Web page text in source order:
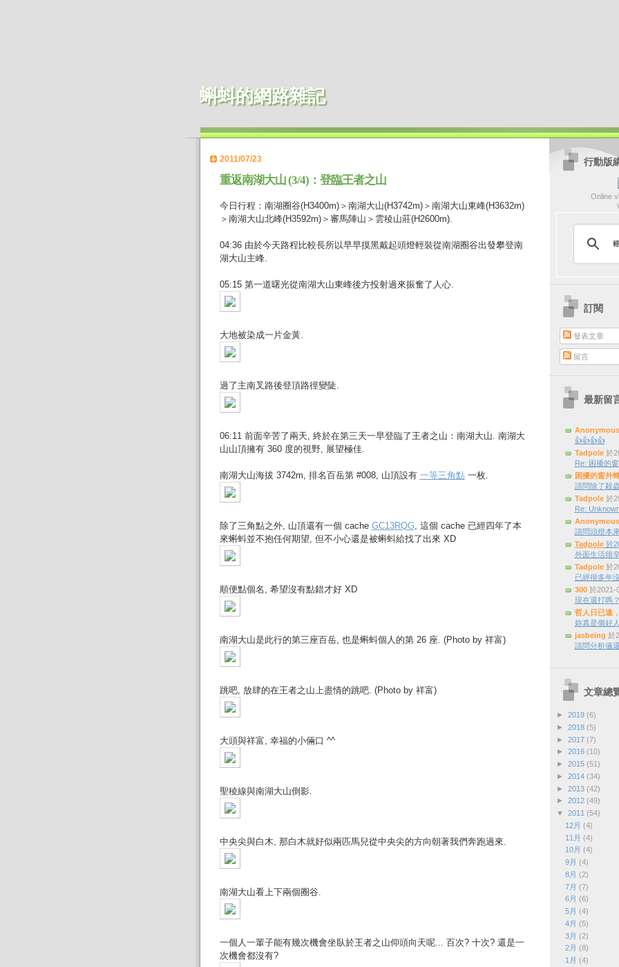
蝌蚪的網路雜記
2011/07/23
重返南湖大山 (3/4)：登臨王者之山
今日行程：南湖圈谷(H3400m)＞南湖大山(H3742m)＞南湖大山東峰(H3632m)
＞南湖大山北峰(H3592m)＞審馬陣山＞雲稜山莊(H2600m).
04:36 由於今天路程比較長所以早早摸黑戴起頭燈輕裝從南湖圈谷出發攀登南
湖大山主峰.
05:15 第一道曙光從南湖大山東峰後方投射過來振奮了人心.
大地被染成一片金黃.
過了主南叉路後登頂路徑變陡.
06:11 前面辛苦了兩天, 終於在第三天一早登臨了王者之山：南湖大山. 南湖大
山山頂擁有 360 度的視野, 展望極佳.
南湖大山海拔 3742m, 排名百岳第 #008, 山頂設有 一等三角點一枚.
除了三角點之外, 山頂還有一個 cache GC13RQG, 這個 cache 已經四年了本
來蝌蚪並不抱任何期望, 但不小心還是被蝌蚪給找了出來 XD
順便點個名, 希望沒有點錯才好 XD
南湖大山是此行的第三座百岳, 也是蝌蚪個人的第 26 座. (Photo by 祥富)
跳吧, 放肆的在王者之山上盡情的跳吧. (Photo by 祥富)
大頭與祥富, 幸福的小倆口 ^^
聖稜線與南湖大山倒影.
中央尖與白木, 那白木就好似兩匹馬兒從中央尖的方向朝著我們奔跑過來.
南湖大山看上下兩個圈谷.
一個人一輩子能有幾次機會坐臥於王者之山仰頭向天呢... 百次? 十次? 還是一
次機會都沒有?
行動版
Online
訂閱
發表文章
留言
最新留
Anonymous
👍👍👍👍
Tadpole於
Re: 困擾的
困擾的窗外
請問除了殺
Tadpole於
Re:
Anonymous
請問頭燈本
Tadpole於
外面生活很
Tadpole於
已經很多年
300於2021-
現在還打嗎？
哲人日已遠
妳真是個好人
jasbeing 於
請問分析儀
文章總
► 2019 (6)
► 2018 (5)
► 2017 (7)
► 2016 (10)
► 2015 (51)
► 2014 (34)
► 2013 (42)
► 2012 (49)
▼ 2011 (54)
12月 (4)
11月 (4)
10月 (4)
9月 (4)
8月 (2)
7月 (7)
6月 (6)
5月 (4)
4月 (5)
3月 (2)
2月 (8)
1月 (4)